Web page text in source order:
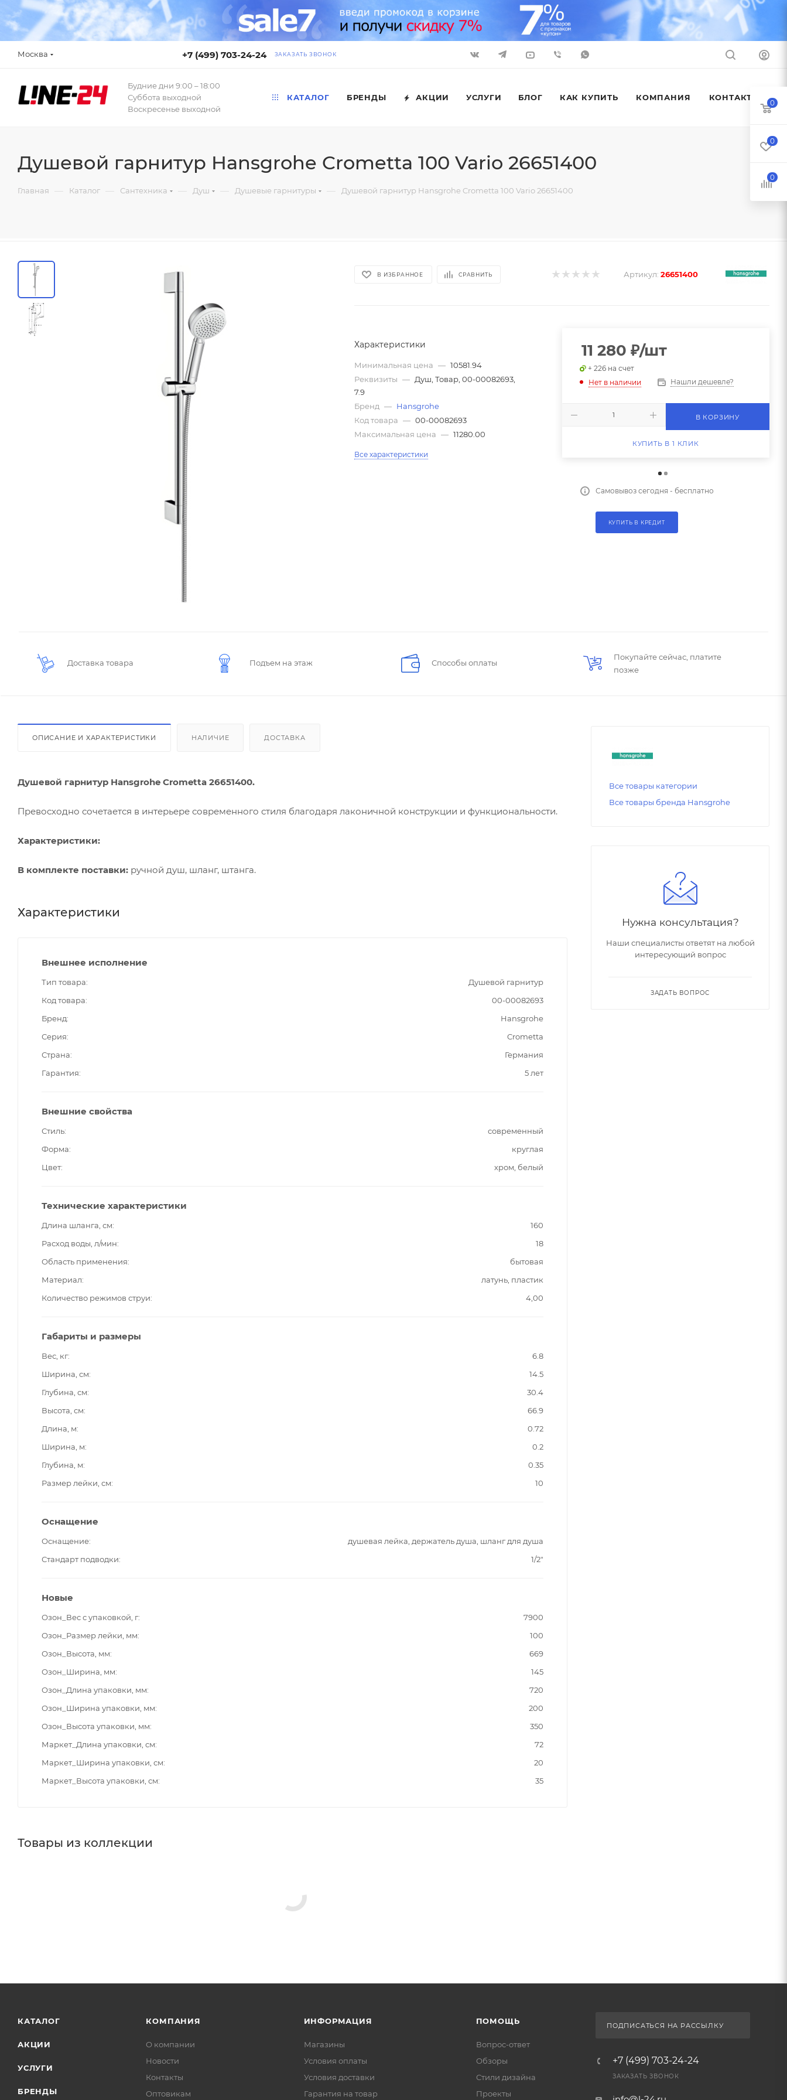
Москва +7 (499) 703-24-24 ЗАКАЗАТЬ ЗВОНОК
Будние дни 9:00 – 18:00
Суббота выходной
Воскресенье выходной
КАТАЛОГ БРЕНДЫ АКЦИИ УСЛУГИ БЛОГ КАК КУПИТЬ КОМПАНИЯ КОНТАКТЫ
Душевой гарнитур Hansgrohe Crometta 100 Vario 26651400
Главная — Каталог — Сантехника — Душ — Душевые гарнитуры — Душевой гарнитур Hansgrohe Crometta 100 Vario 26651400
В ИЗБРАННОЕ СРАВНИТЬ Артикул: 26651400
Характеристики
Минимальная цена — 10581.94
Реквизиты — Душ, Товар, 00-00082693,
7.9
Бренд — Hansgrohe
Код товара — 00-00082693
Максимальная цена — 11280.00
Все характеристики
11 280 ₽/шт
+ 226 на счет
Нет в наличии
Нашли дешевле?
В КОРЗИНУ
КУПИТЬ В 1 КЛИК
Самовывоз сегодня - бесплатно
КУПИТЬ В КРЕДИТ
Доставка товара Подъем на этаж Способы оплаты
Покупайте сейчас, платите
позже
ОПИСАНИЕ И ХАРАКТЕРИСТИКИ НАЛИЧИЕ ДОСТАВКА
Душевой гарнитур Hansgrohe Crometta 26651400.
Превосходно сочетается в интерьере современного стиля благодаря лаконичной конструкции и функциональности.
Характеристики:
В комплекте поставки: ручной душ, шланг, штанга.
Характеристики
Внешнее исполнение
Тип товара
Душевой гарнитур
Код товара
00-00082693
Бренд
Hansgrohe
Серия
Crometta
Страна
Германия
Гарантия
5 лет
Внешние свойства
Стиль
современный
Форма
круглая
Цвет
хром, белый
Технические характеристики
Длина шланга, см
160
Расход воды, л/мин
18
Область применения
бытовая
Материал
латунь, пластик
Количество режимов струи
4,00
Габариты и размеры
Вес, кг
6.8
Ширина, см
14.5
Глубина, см
30.4
Высота, см
66.9
Длина, м
0.72
Ширина, м
0.2
Глубина, м
0.35
Размер лейки, см
10
Оснащение
Оснащение
душевая лейка, держатель душа, шланг для душа
Стандарт подводки
1/2"
Новые
Озон_Вес с упаковкой, г
7900
Озон_Размер лейки, мм
100
Озон_Высота, мм
669
Озон_Ширина, мм
145
Озон_Длина упаковки, мм
720
Озон_Ширина упаковки, мм
200
Озон_Высота упаковки, мм
350
Маркет_Длина упаковки, см
72
Маркет_Ширина упаковки, см
20
Маркет_Высота упаковки, см
35
Товары из коллекции
Все товары категории
Все товары бренда Hansgrohe
Нужна консультация?
Наши специалисты ответят на любой
интересующий вопрос
ЗАДАТЬ ВОПРОС
КАТАЛОГ
АКЦИИ
УСЛУГИ
БРЕНДЫ
КОМПАНИЯ
О компании
Новости
Контакты
Оптовикам
ИНФОРМАЦИЯ
Магазины
Условия оплаты
Условия доставки
Гарантия на товар
ПОМОЩЬ
Вопрос-ответ
Обзоры
Стили дизайна
Проекты
ПОДПИСАТЬСЯ НА РАССЫЛКУ
+7 (499) 703-24-24
ЗАКАЗАТЬ ЗВОНОК
0
0
0